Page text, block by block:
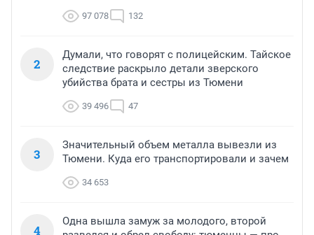
97 078 132
2
Думали, что говорят с полицейским. Тайское
следствие раскрыло детали зверского
убийства брата и сестры из Тюмени
39 496 47
3
Значительный объем металла вывезли из
Тюмени. Куда его транспортировали и зачем
34 653
4
Одна вышла замуж за молодого, второй